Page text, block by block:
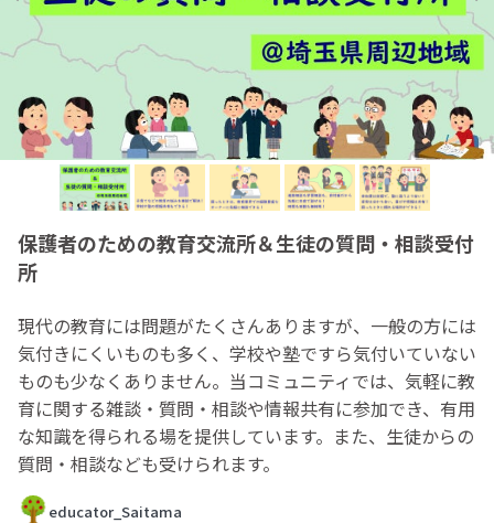
保護者のための教育交流所＆生徒の質問・相談受付
所
現代の教育には問題がたくさんありますが、一般の方には
気付きにくいものも多く、学校や塾ですら気付いていない
ものも少なくありません。当コミュニティでは、気軽に教
育に関する雑談・質問・相談や情報共有に参加でき、有用
な知識を得られる場を提供しています。また、生徒からの
質問・相談なども受けられます。
educator_Saitama